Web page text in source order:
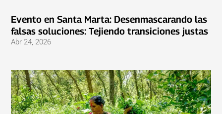
Evento en Santa Marta: Desenmascarando las
falsas soluciones: Tejiendo transiciones justas
Abr 24, 2026